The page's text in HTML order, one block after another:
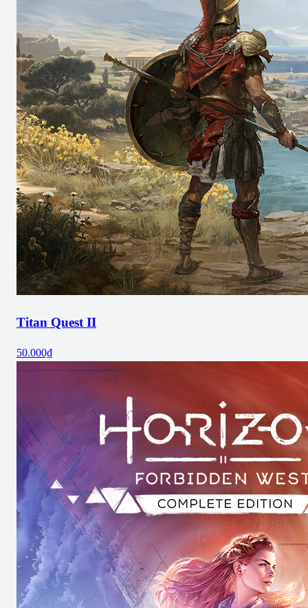
Titan Quest II
50.000₫